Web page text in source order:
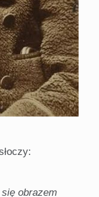
obrazem